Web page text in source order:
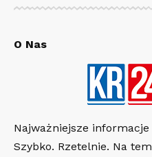
O Nas
Najważniejsze
Szybko. Rzetelnie. Na